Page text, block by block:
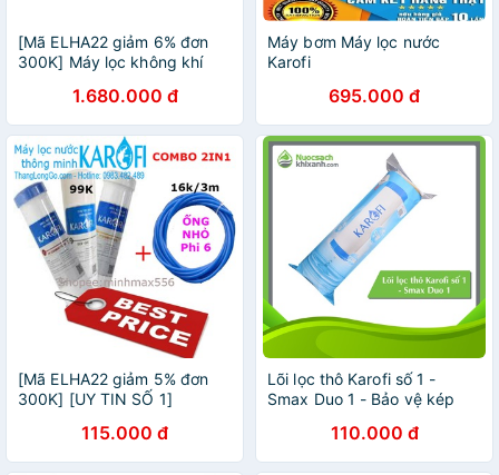
[Mã ELHA22 giảm 6% đơn
300K] Máy lọc không khí
1.680.000 đ
Máy bơm Máy lọc nước
Karofi
695.000 đ
[Mã ELHA22 giảm 5% đơn
300K] [UY TIN SỐ 1]
& 1 cuộn dây nhỏ phi 6 dài
3m
115.000 đ
Lõi lọc thô Karofi số 1 -
Smax Duo 1 - Bảo vệ kép
110.000 đ